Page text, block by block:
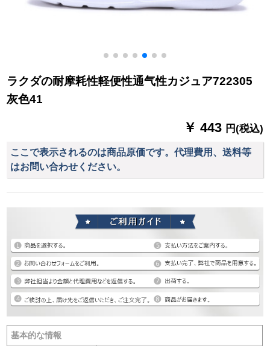
ラクダの耐摩耗性軽便性通气性カジュア722305
灰色41
￥ 443 円(税込)
ここで表示されるのは商品原価です。代理費用、送料等
はお問い合わせください。
基本的な情報